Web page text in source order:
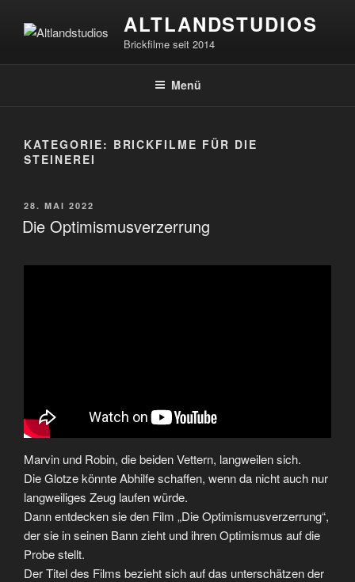
Inhalt
ALTLANDSTUDIOS
Brickfilme seit 2014
Menü
KATEGORIE: BRICKFILME FÜR DIE
STEINEREI
VERÖFFENTLICHT
AM
28. MAI 2022
Die Optimismusverzerrung
Marvin und Robin, die beiden Vettern, langweilen sich.
Die Glotze könnte Abhilfe schaffen, wenn da nicht auch nur
langweiliges Zeug laufen würde.
Dann entdecken sie den Film „Die Optimismusverzerrung“,
der sie in seinen Bann zieht und ihren Optimismus auf die
Probe stellt.
Der Titel des Films bezieht sich auf das unterschätzen der